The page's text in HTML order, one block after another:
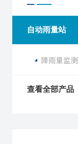
自动雨量站
降雨量监
查看全部产品